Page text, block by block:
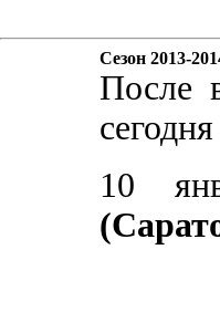
Сезон 2013-
После
10